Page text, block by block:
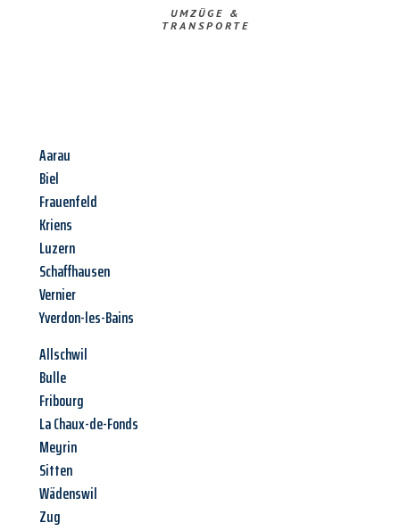
UMZÜGE &
TRANSPORTE
Aarau
Biel
Frauenfeld
Kriens
Luzern
Schaffhausen
Vernier
Yverdon-les-Bains
Allschwil
Bulle
Fribourg
La Chaux-de-Fonds
Meyrin
Sitten
Wädenswil
Zug